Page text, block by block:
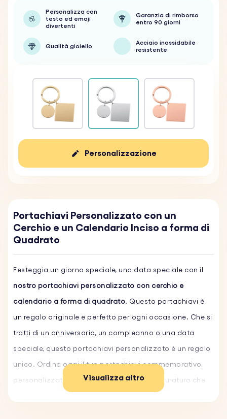
Personalizza con
testo ed emoji
divertenti
Garanzia di rimborso
entro 90 giorni
Qualità gioiello
Acciaio inossidabile
resistente
Personalizzazione
Portachiavi Personalizzato con un
Cerchio e un Calendario Inciso a forma di
Quadrato
Festeggia un giorno speciale, una data speciale con il
nostro portachiavi personalizzato con cerchio e
calendario a forma di quadrato. Questo portachiavi è
un regalo originale e perfetto per ogni occasione. Che si
tratti di un anniversario, un compleanno o una data
speciale, questo portachiavi personalizzato è un regalo
unico. Ordina oggi il tuo portachiavi commemorativo,
personalizzato inciso e regala un ricordo duraturo che
Visualizza altro